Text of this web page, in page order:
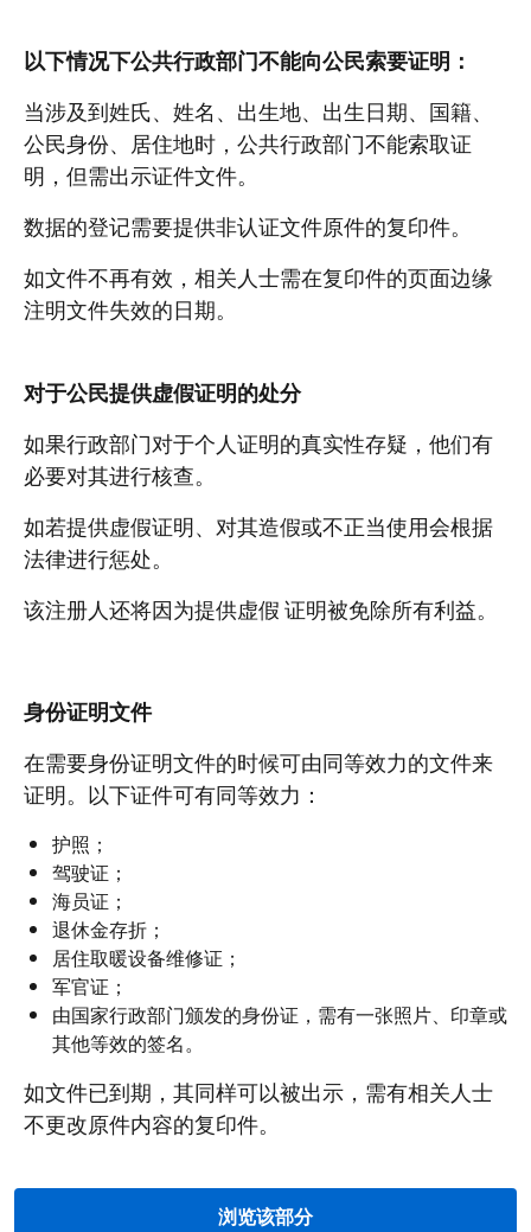
以下情况下公共行政部门不能向公民索要证明：
当涉及到姓氏、姓名、出生地、出生日期、国籍、
公民身份、居住地时，公共行政部门不能索取证
明，但需出示证件文件。
数据的登记需要提供非认证文件原件的复印件。
如文件不再有效，相关人士需在复印件的页面边缘
注明文件失效的日期。
对于公民提供虚假证明的处分
如果行政部门对于个人证明的真实性存疑，他们有
必要对其进行核查。
如若提供虚假证明、对其造假或不正当使用会根据
法律进行惩处。
该注册人还将因为提供虚假 证明被免除所有利益。
身份证明文件
在需要身份证明文件的时候可由同等效力的文件来
证明。以下证件可有同等效力：
护照；
驾驶证；
海员证；
退休金存折；
居住取暖设备维修证；
军官证；
由国家行政部门颁发的身份证，需有一张照片、印章或
其他等效的签名。
如文件已到期，其同样可以被出示，需有相关人士
不更改原件内容的复印件。
浏览该部分